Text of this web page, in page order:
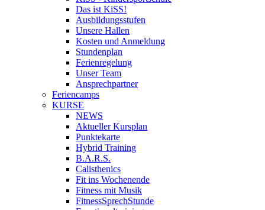
Das ist KiSS!
Ausbildungsstufen
Unsere Hallen
Kosten und Anmeldung
Stundenplan
Ferienregelung
Unser Team
Ansprechpartner
Feriencamps
KURSE
NEWS
Aktueller Kursplan
Punktekarte
Hybrid Training
B.A.R.S.
Calisthenics
Fit ins Wochenende
Fitness mit Musik
FitnessSprechStunde